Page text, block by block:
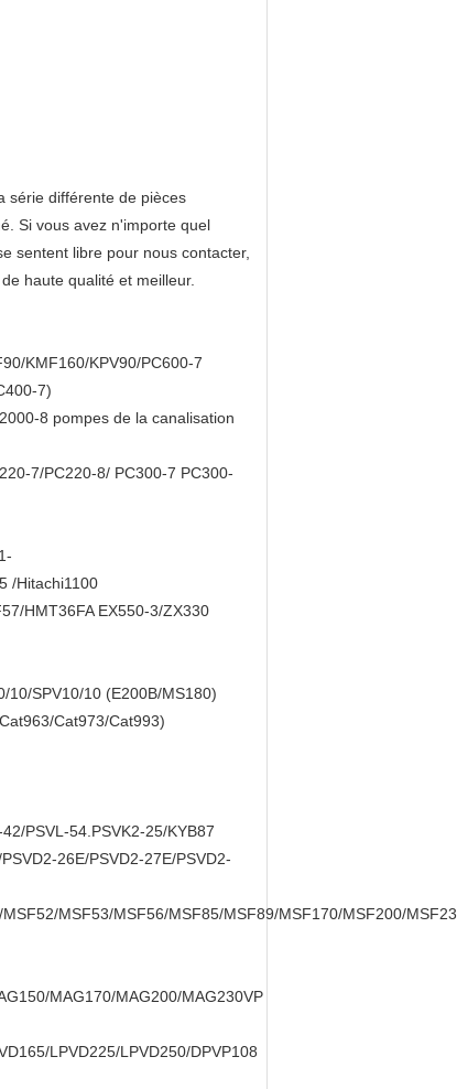
série différente de pièces
Si vous avez n'importe quel
sentent libre pour nous contacter,
haute qualité et meilleur.
KMF160/KPV90/PC600-7
7)
8 pompes de la canalisation
7/PC220-8/ PC300-7 PC300-
/Hitachi1100
HMT36FA EX550-3/ZX330
10/SPV10/10 (E200B/MS180)
Cat973/Cat993)
PSVL-54.PSVK2-25/KYB87
26E/PSVD2-27E/PSVD2-
MSF53/MSF56/MSF85/MSF89/MSF170/MSF200/
MAG170/MAG200/MAG230VP
LPVD225/LPVD250/DPVP108